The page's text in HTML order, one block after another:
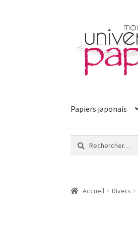
la
navigation
contenu
Papiers japonais
Rechercher :
Accueil Divers